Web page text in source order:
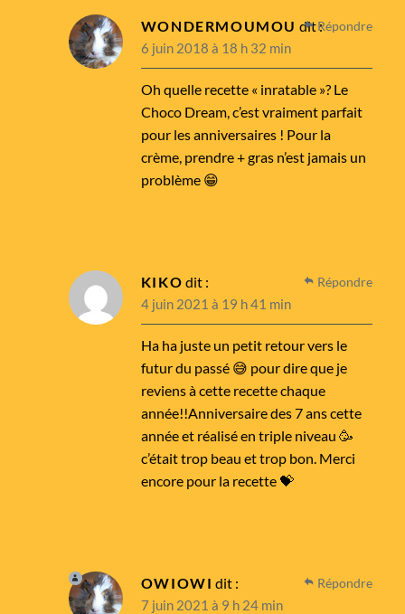
WONDERMOUMOU dit :
6 juin 2018 à 18 h 32 min
Oh quelle recette « inratable »? Le
Choco Dream, c’est vraiment parfait
pour les anniversaires ! Pour la
crème, prendre + gras n’est jamais un
problème 😁
Répondre
KIKO dit :
4 juin 2021 à 19 h 41 min
Ha ha juste un petit retour vers le
futur du passé 😅 pour dire que je
reviens à cette recette chaque
année!!Anniversaire des 7 ans cette
année et réalisé en triple niveau 🥳
c’était trop beau et trop bon. Merci
encore pour la recette 💝
Répondre
OWIOWI dit :
7 juin 2021 à 9 h 24 min
Répondre